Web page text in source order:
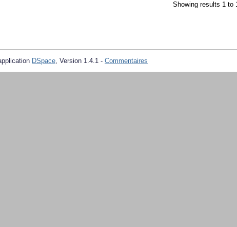
Showing results 1 to
DSpace, Version 1.4.1 - Commentaires